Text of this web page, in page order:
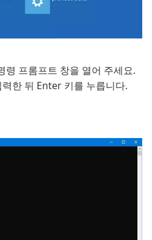
령 프롬프트 창을 열어 주세요.
한 뒤 Enter 키를 누릅니다.